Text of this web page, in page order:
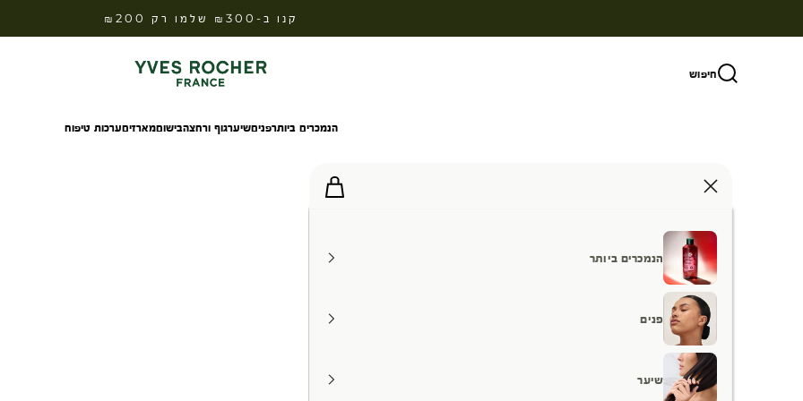
קנו ב-₪300 שלמו רק ₪200
חיפוש Yves Rocher Israel
הנמכרים ביותרפניםשיערגוף ורחצהבישוםמארזיםערכות טיפוח
הנמכרים ביותר
פנים
שיער